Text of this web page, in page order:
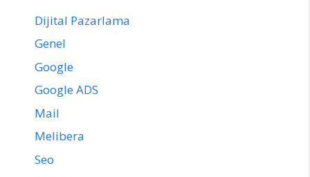
Dijital Pazarlama
Genel
Google
Google ADS
Mail
Melibera
Seo